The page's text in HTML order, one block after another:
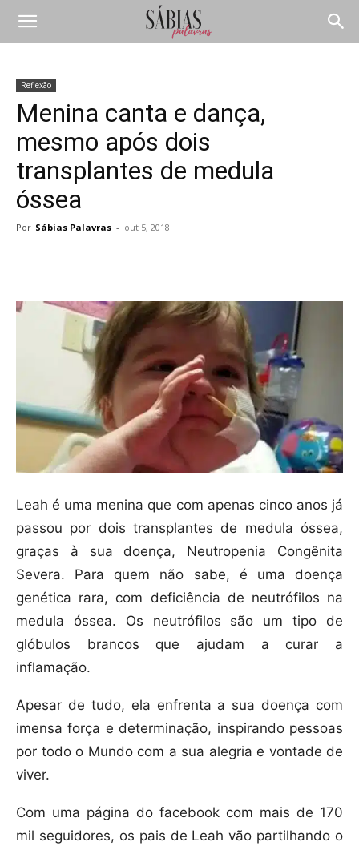
Reflexão
Menina canta e dança,
mesmo após dois
transplantes de medula
óssea
Por Sábias Palavras - out 5, 2018
Leah é uma menina que com apenas cinco anos já
passou por dois transplantes de medula óssea,
graças à sua doença, Neutropenia Congênita
Severa. Para quem não sabe, é uma doença
genética rara, com deficiência de neutrófilos na
medula óssea. Os neutrófilos são um tipo de
glóbulos brancos que ajudam a curar a
inflamação.
Apesar de tudo, ela enfrenta a sua doença com
imensa força e determinação, inspirando pessoas
por todo o Mundo com a sua alegria e vontade de
viver.
Com uma página do facebook com mais de 170
mil seguidores, os pais de Leah vão partilhando o